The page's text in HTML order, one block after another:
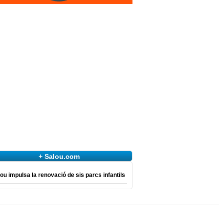
+ Salou.com
impulsa la renovació de sis parcs infantils